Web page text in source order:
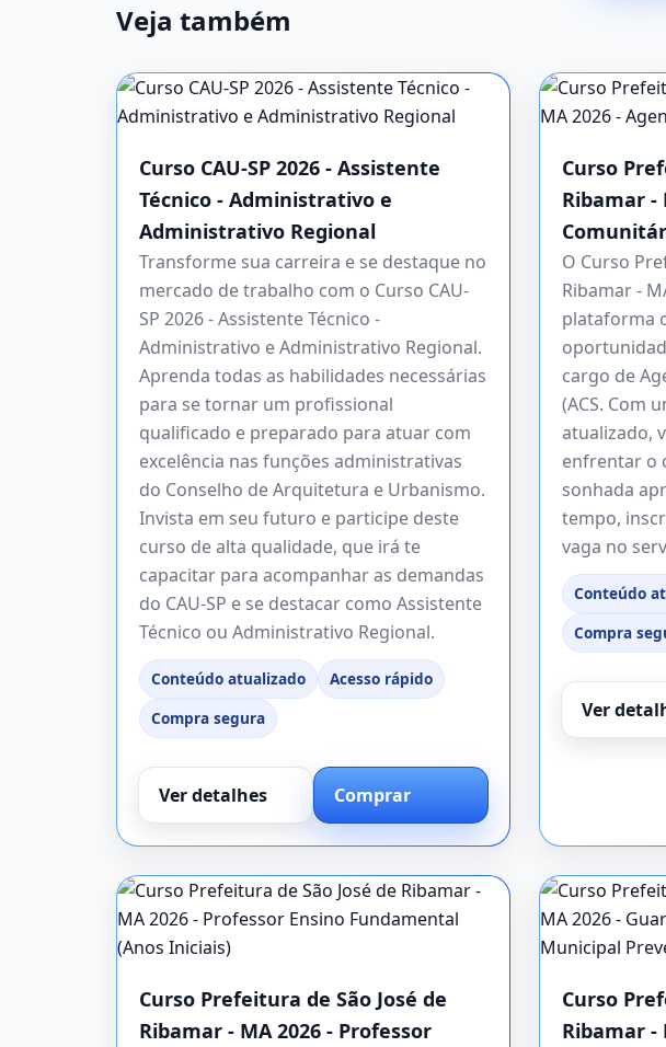
Veja também
Curso CAU-SP 2026 - Assistente
Técnico - Administrativo e
Administrativo Regional
Transforme sua carreira e se destaque no
mercado de trabalho com o Curso CAU-
SP 2026 - Assistente Técnico -
Administrativo e Administrativo Regional.
Aprenda todas as habilidades necessárias
para se tornar um profissional
qualificado e preparado para atuar com
excelência nas funções administrativas
do Conselho de Arquitetura e Urbanismo.
Invista em seu futuro e participe deste
curso de alta qualidade, que irá te
capacitar para acompanhar as demandas
do CAU-SP e se destacar como Assistente
Técnico ou Administrativo Regional.
Conteúdo atualizado
Acesso rápido
Compra segura
Ver detalhes Comprar
Curso
Ribamar -
O Curso
Ribamar -
plataforma
cargo de
(ACS. Com
atualizado,
enfrentar o
sonhada
tempo,
vaga no
Conteúdo
Compra
Ver
Curso Prefeitura de São José de
Ribamar - MA 2026 - Professor
Curso
Ribamar -